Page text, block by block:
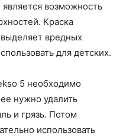
возможность
Краска
вредных
для детских.
5 необходимо
нужно удалить
и грязь. Потом
использовать